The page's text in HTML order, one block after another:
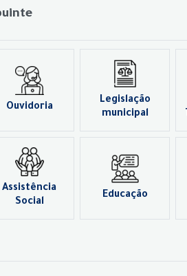
Ouvidoria
Legislação
municipal
Assistência
Social
Educação